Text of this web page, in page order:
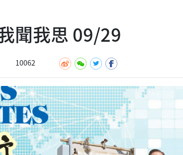
聞我思 09/29
10062